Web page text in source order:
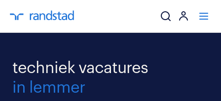
techniek vacatures
in lemmer